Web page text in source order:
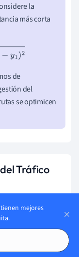
la
más corta
de
del
se optimicen
Tráfico
Estos
de vuelo
mejores